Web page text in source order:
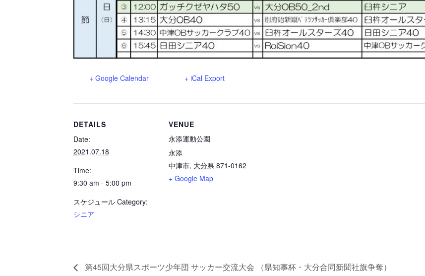
+ Google Calendar + iCal Export
DETAILS
Date:
2021.07.18
Time:
9:30 am - 5:00 pm
スケジュール Category:
シニア
VENUE
永添運動公園
永添
中津市, 大分県 871-0162
+ Google Map
第45回大分県スポーツ少年団 サッカー交流大会 （県知事杯・大分合同新聞社旗争奪）